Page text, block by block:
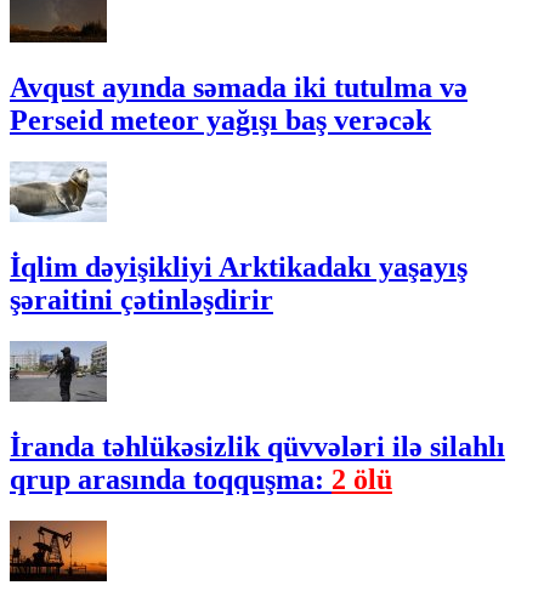
Avqust ayında səmada iki tutulma və
Perseid meteor yağışı baş verəcək
İqlim dəyişikliyi Arktikadakı yaşayış
şəraitini çətinləşdirir
İranda təhlükəsizlik qüvvələri ilə silahlı
qrup arasında toqquşma: 2 ölü